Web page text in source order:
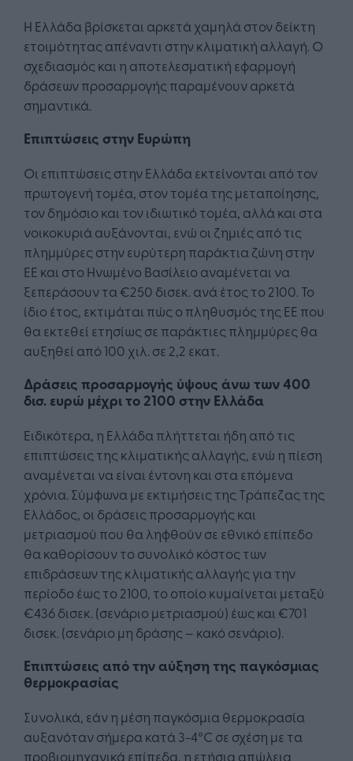
Η Ελλάδα βρίσκεται αρκετά χαμηλά στον δείκτη
ετοιμότητας απέναντι στην κλιματική αλλαγή. Ο
σχεδιασμός και η αποτελεσματική εφαρμογή
δράσεων προσαρμογής παραμένουν αρκετά
σημαντικά.
Επιπτώσεις στην Ευρώπη
Οι επιπτώσεις στην Ελλάδα εκτείνονται από τον
πρωτογενή τομέα, στον τομέα της μεταποίησης,
τον δημόσιο και τον ιδιωτικό τομέα, αλλά και στα
νοικοκυριά αυξάνονται, ενώ οι ζημιές από τις
πλημμύρες στην ευρύτερη παράκτια ζώνη στην
ΕΕ και στο Ηνωμένο Βασίλειο αναμένεται να
ξεπεράσουν τα €250 δισεκ. ανά έτος το 2100. Το
ίδιο έτος, εκτιμάται πώς ο πληθυσμός της ΕΕ που
θα εκτεθεί ετησίως σε παράκτιες πλημμύρες θα
αυξηθεί από 100 χιλ. σε 2,2 εκατ.
Δράσεις προσαρμογής ύψους άνω των 400
δισ. ευρώ μέχρι το 2100 στην Ελλάδα
Ειδικότερα, η Ελλάδα πλήττεται ήδη από τις
επιπτώσεις της κλιματικής αλλαγής, ενώ η πίεση
αναμένεται να είναι έντονη και στα επόμενα
χρόνια. Σύμφωνα με εκτιμήσεις της Τράπεζας της
Ελλάδος, οι δράσεις προσαρμογής και
μετριασμού που θα ληφθούν σε εθνικό επίπεδο
θα καθορίσουν το συνολικό κόστος των
επιδράσεων της κλιματικής αλλαγής για την
περίοδο έως το 2100, το οποίο κυμαίνεται μεταξύ
€436 δισεκ. (σενάριο μετριασμού) έως και €701
δισεκ. (σενάριο μη δράσης – κακό σενάριο).
Επιπτώσεις από την αύξηση της παγκόσμιας
θερμοκρασίας
Συνολικά, εάν η μέση παγκόσμια θερμοκρασία
αυξανόταν σήμερα κατά 3-4°C σε σχέση με τα
προβιομηχανικά επίπεδα, η ετήσια απώλεια